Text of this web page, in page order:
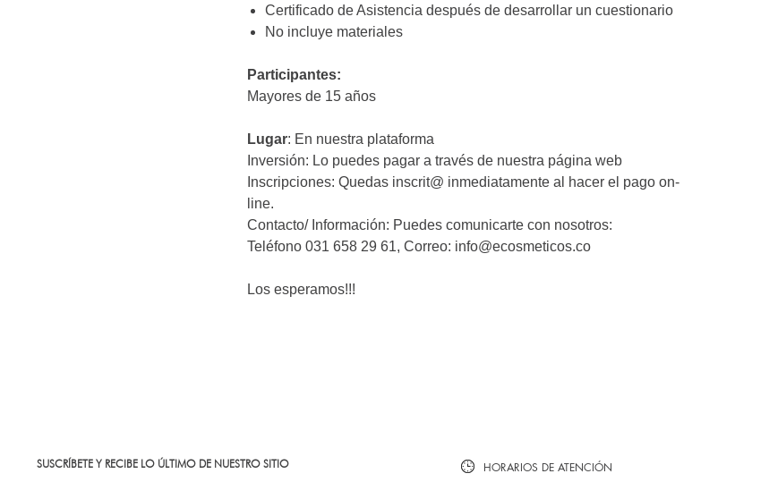
Certificado de Asistencia después de desarrollar un cuestionario
No incluye materiales
Participantes:
Mayores de 15 años
Lugar: En nuestra plataforma
Inversión: Lo puedes pagar a través de nuestra página web
Inscripciones: Quedas inscrit@ inmediatamente al hacer el pago on-
line.
Contacto/ Información: Puedes comunicarte con nosotros:
Teléfono 031 658 29 61, Correo: info@ecosmeticos.co
Los esperamos!!!
SUSCRÍBETE Y RECIBE LO ÚLTIMO DE NUESTRO SITIO HORARIOS DE ATENCIÓN